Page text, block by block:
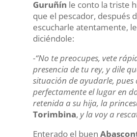
Guruñín le conto la triste
que el pescador, después
escucharle atentamente,
diciéndole:
-“No te preocupes, vete
presencia de tu rey, y dile
situación de ayudarle, pues
perfectamente el lugar en
retenida a su hija, la
Torimbina, y la voy a
Enterado el buen